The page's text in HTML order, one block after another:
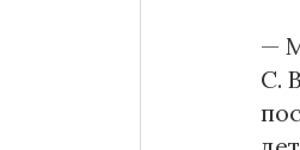
—
С.